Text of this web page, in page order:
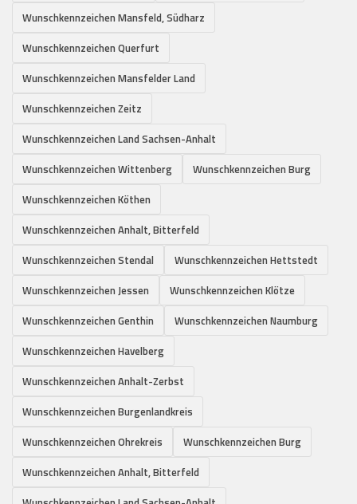
Wunschkennzeichen Mansfeld, Südharz
Wunschkennzeichen Querfurt
Wunschkennzeichen Mansfelder Land
Wunschkennzeichen Zeitz
Wunschkennzeichen Land Sachsen-Anhalt
Wunschkennzeichen Wittenberg
Wunschkennzeichen Burg
Wunschkennzeichen Köthen
Wunschkennzeichen Anhalt, Bitterfeld
Wunschkennzeichen Stendal
Wunschkennzeichen Hettstedt
Wunschkennzeichen Jessen
Wunschkennzeichen Klötze
Wunschkennzeichen Genthin
Wunschkennzeichen Naumburg
Wunschkennzeichen Havelberg
Wunschkennzeichen Anhalt-Zerbst
Wunschkennzeichen Burgenlandkreis
Wunschkennzeichen Ohrekreis
Wunschkennzeichen Burg
Wunschkennzeichen Anhalt, Bitterfeld